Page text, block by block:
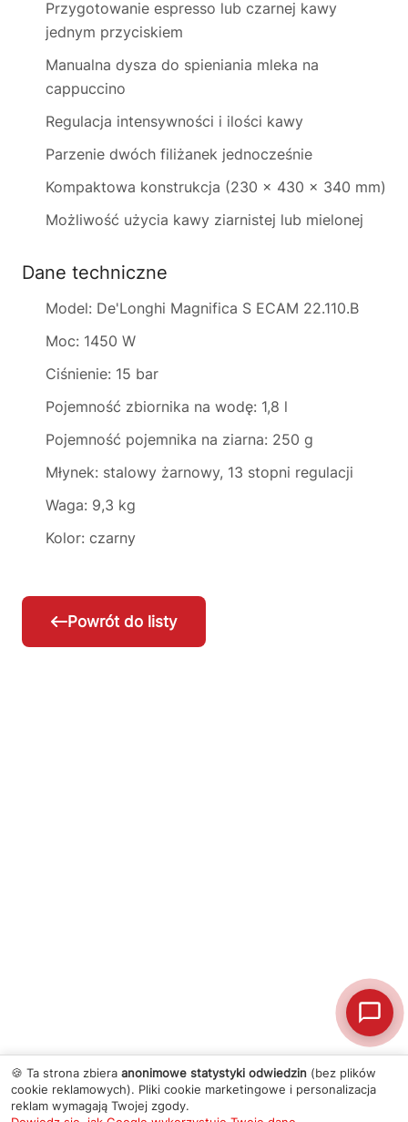
Przygotowanie espresso lub czarnej kawy
jednym przyciskiem
Manualna dysza do spieniania mleka na
cappuccino
Regulacja intensywności i ilości kawy
Parzenie dwóch filiżanek jednocześnie
Kompaktowa konstrukcja (230 x 430 x 340 mm)
Możliwość użycia kawy ziarnistej lub mielonej
Dane techniczne
Model: De'Longhi Magnifica S ECAM 22.110.B
Moc: 1450 W
Ciśnienie: 15 bar
Pojemność zbiornika na wodę: 1,8 l
Pojemność pojemnika na ziarna: 250 g
Młynek: stalowy żarnowy, 13 stopni regulacji
Waga: 9,3 kg
Kolor: czarny
Powrót do listy
🍪 Ta strona zbiera anonimowe statystyki odwiedzin (bez plików
cookie reklamowych). Pliki cookie marketingowe i personalizacja
reklam wymagają Twojej zgody.